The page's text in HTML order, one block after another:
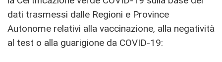
dati trasmessi dalle Regioni e Province
Autonome relativi alla vaccinazione, alla negatività
al test o alla guarigione da COVID-19: